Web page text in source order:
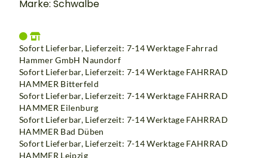
Marke: Schwalbe
Sofort Lieferbar, Lieferzeit: 7-14 Werktage Fahrrad
Hammer GmbH Naundorf
Sofort Lieferbar, Lieferzeit: 7-14 Werktage FAHRRAD
HAMMER Bitterfeld
Sofort Lieferbar, Lieferzeit: 7-14 Werktage FAHRRAD
HAMMER Eilenburg
Sofort Lieferbar, Lieferzeit: 7-14 Werktage FAHRRAD
HAMMER Bad Düben
Sofort Lieferbar, Lieferzeit: 7-14 Werktage FAHRRAD
HAMMER Leipzig